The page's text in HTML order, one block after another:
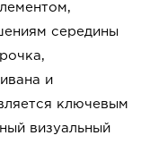
середины
и
ключевым
визуальный